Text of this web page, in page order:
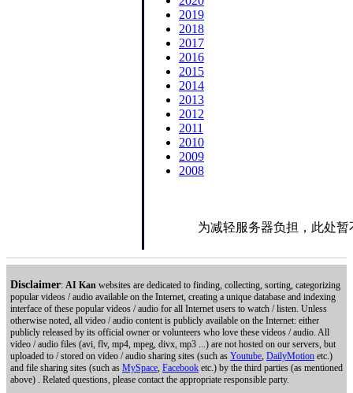
2019
2018
2017
2016
2015
2014
2013
2012
2011
2010
2009
2008
为减轻服务器负担，此处
Disclaimer: AI Kan websites are dedicated to finding, collecting, sorting, categorizing
popular videos / audio available on the Internet, creating a unique database and indexing
interface of these popular videos / audio for all Internet users to watch / listen. Unless
otherwise noted, all video / audio content is publicly available on the Internet: either
publicly released by its official owner or volunteers who love these videos / audio. All
video / audio files (avi, flv, mp4, mpeg, divx, mp3 ...) are not hosted on our servers, but
uploaded to / stored on video / audio sharing sites (such as Youtube, DailyMotion etc.)
and file sharing sites (such as MySpace, Facebook etc.) by the third parties (as mentioned
above) . Related questions, please contact the appropriate responsible party.